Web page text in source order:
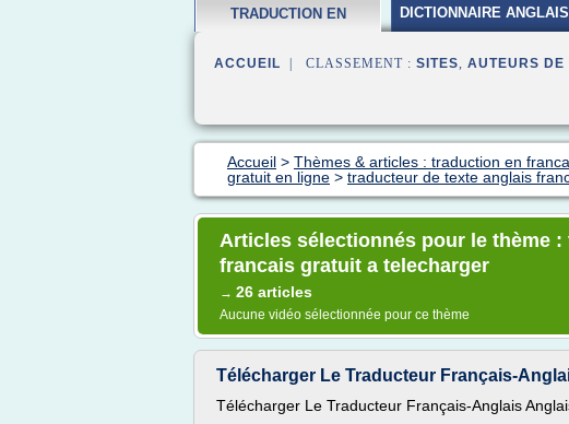
TRADUCTION EN DICTIONNAIRE ANGLAIS
ACCUEIL | CLASSEMENT : SITES, AUTEURS DE
Accueil > Thèmes & articles : traduction en
gratuit en ligne > traducteur de texte anglais
Articles sélectionnés pour le thème
francais gratuit a telecharger
→ 26 articles
Aucune vidéo sélectionnée pour ce thème
Télécharger Le Traducteur Français-
Télécharger Le Traducteur Français-Anglais